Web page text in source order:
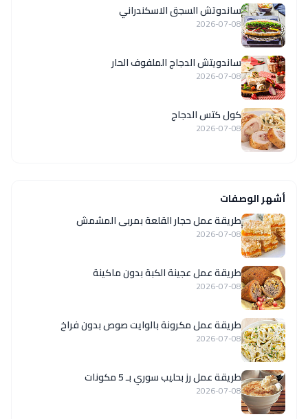
ساندوتش السجق الاسكندراني
2026-07-08
ساندويتش الدجاج الملفوف الحار
2026-07-08
كول كتس الدجاج
2026-07-08
أشهر الوصفات
طريقة عمل حجار القلعة بمربى المشمش
2026-07-08
طريقة عمل عجينة الكبة بدون ماكينة
2026-07-08
طريقة عمل مكرونة بالوايت صوص بدون فراخ
2026-07-08
طريقة عمل رز بحليب سوري بـ 5 مكونات
2026-07-08